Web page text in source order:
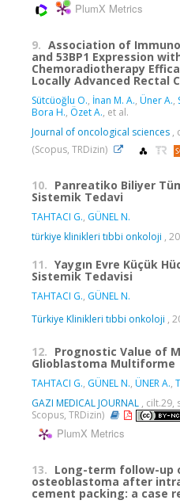
PlumX Metrics
9. Association of
and 53BP1 Expression
Chemoradiotherapy
Locally Advanced Rectal
Sütcüoğlu O., İnan M. A., Üner A.,
Bora H., Özet A., et al.
Journal of oncological sciences ,
(Scopus, TRDizin)
10. Panreatiko Biliyer
Sistemik Tedavi
TAHTACI G., GÜNEL N.
türkiye klinikleri tıbbi onkoloji ,
11. Yaygın Evre Küçük
Sistemik Tedavisi
TAHTACI G., GÜNEL N.
Türkiye Klinikleri tıbbi onkoloji ,
12. Prognostic Value of
Glioblastoma Multiforme
TAHTACI G., GÜNEL N., ÜNER A.,
GAZI MEDICAL JOURNAL , cilt.29,
Scopus, TRDizin)
PlumX Metrics
13. Long-term follow-up
osteoblastoma after
cement packing: a case